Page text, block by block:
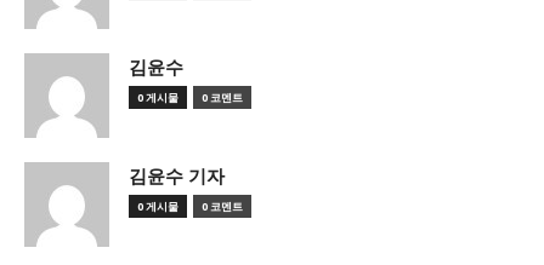
김윤수
0 게시물 0 코멘트
김윤수 기자
0 게시물 0 코멘트